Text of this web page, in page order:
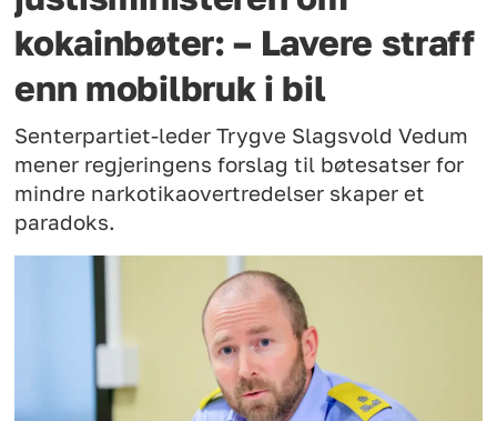
kokainbøter: – Lavere straff
enn mobilbruk i bil
Senterpartiet-leder Trygve Slagsvold Vedum
mener regjeringens forslag til bøtesatser for
mindre narkotikaovertredelser skaper et
paradoks.